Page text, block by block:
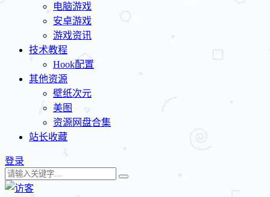
电脑游戏
安卓游戏
游戏资讯
技术教程
Hook配置
其他资源
壁纸次元
美图
资源网盘合集
站长收藏
登录